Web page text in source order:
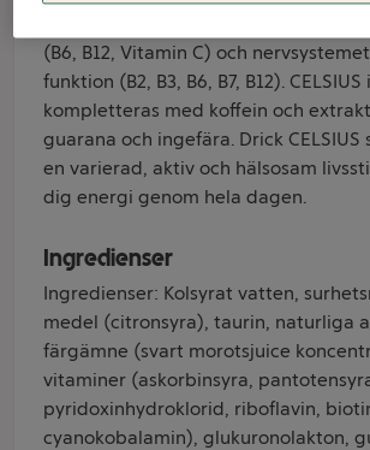
(B6, B12, Vitamin C) och
funktion (B2, B3, B6, B7, B12).
kompletteras med koffein och
guarana och ingefära. Drick CELSIUS
en varierad, aktiv och hälsosam
dig energi genom hela dagen.
Ingredienser
Ingredienser: Kolsyrat vatten,
medel (citronsyra), taurin, naturliga
färgämne (svart morotsjuice
vitaminer (askorbinsyra,
pyridoxinhydroklorid, riboflavin,
cyanokobalamin), glukuronolakton,